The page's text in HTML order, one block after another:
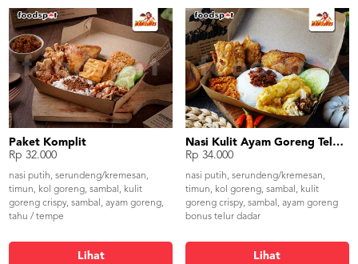
Paket Komplit
Rp 32.000
nasi putih, serundeng/kremesan,
timun, kol goreng, sambal, kulit
goreng crispy, sambal, ayam goreng,
tahu / tempe
Lihat
Nasi Kulit Ayam Goreng Telur Dadar
Rp 34.000
nasi putih, serundeng/kremesan,
timun, kol goreng, sambal, kulit
goreng crispy, sambal, ayam goreng
bonus telur dadar
Lihat